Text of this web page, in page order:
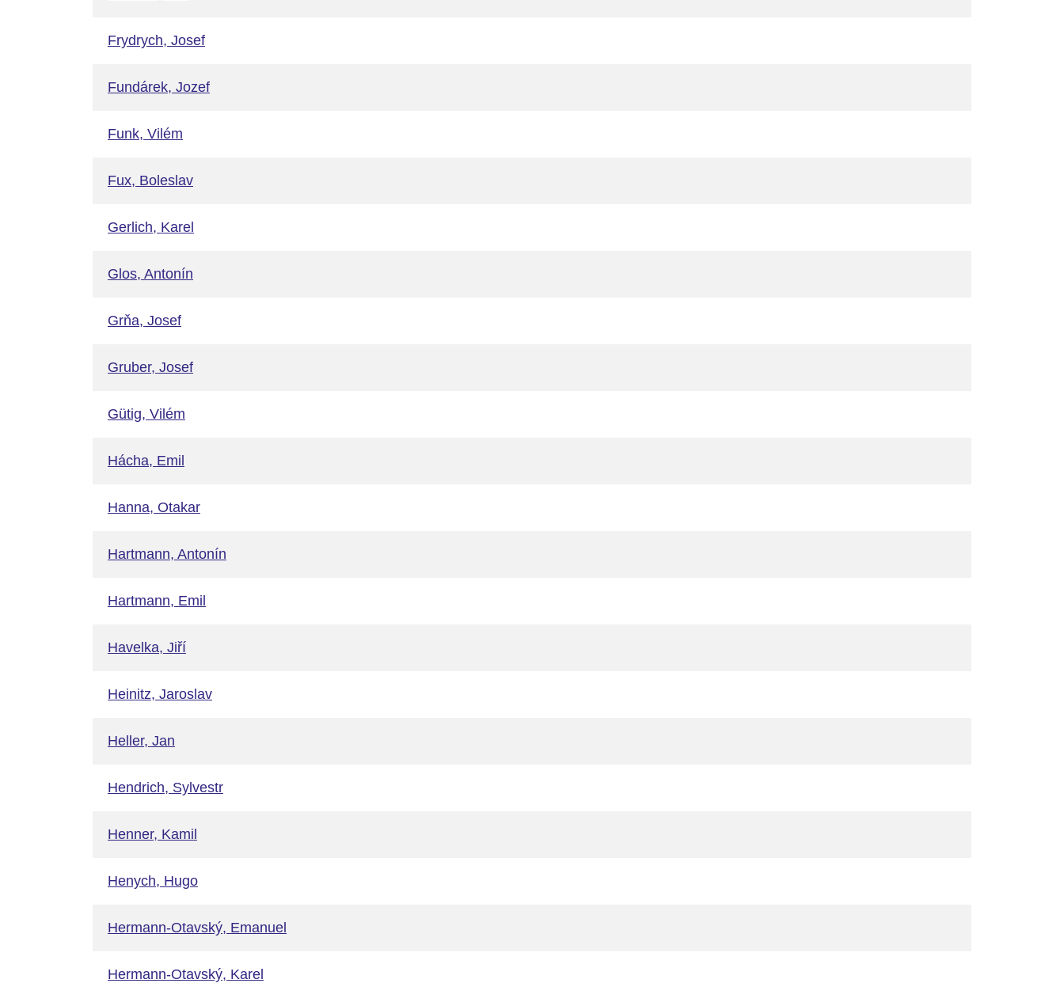
Frydrych, Josef
Fundárek, Jozef
Funk, Vilém
Fux, Boleslav
Gerlich, Karel
Glos, Antonín
Grňa, Josef
Gruber, Josef
Gütig, Vilém
Hácha, Emil
Hanna, Otakar
Hartmann, Antonín
Hartmann, Emil
Havelka, Jiří
Heinitz, Jaroslav
Heller, Jan
Hendrich, Sylvestr
Henner, Kamil
Henych, Hugo
Hermann-Otavský, Emanuel
Hermann-Otavský, Karel